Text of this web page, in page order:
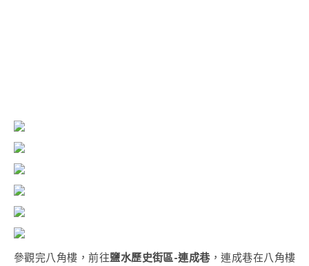
參觀完八角樓，前往鹽水歷史街區-連成巷，連成巷在八角樓